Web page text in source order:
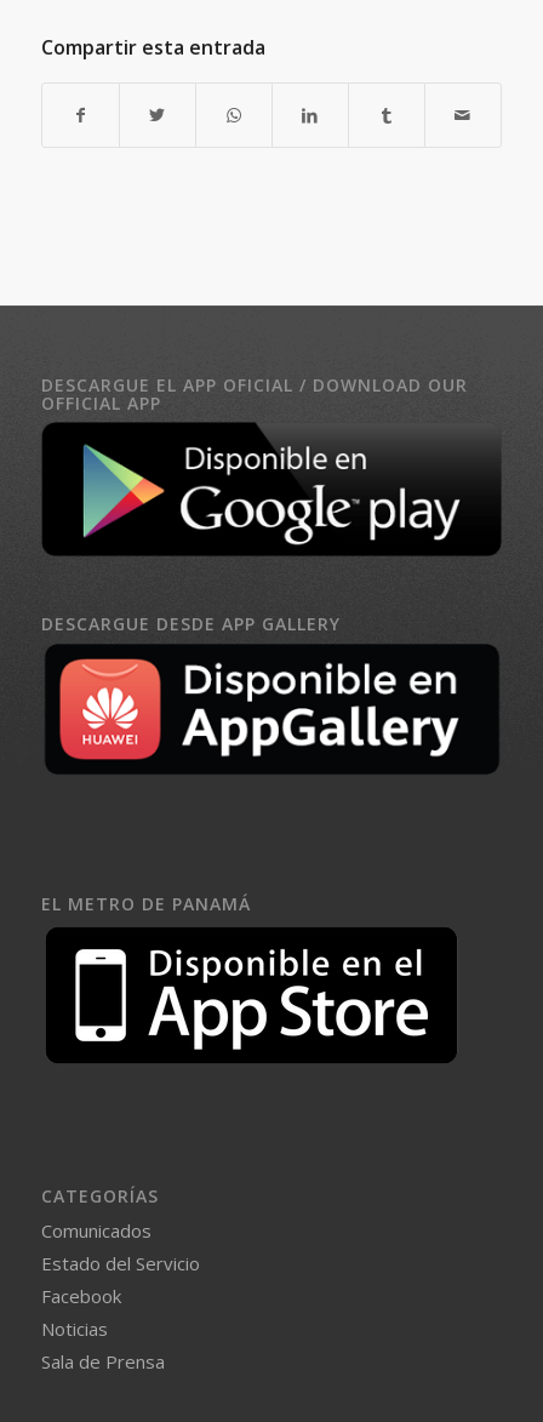
Compartir esta entrada
DESCARGUE EL APP OFICIAL / DOWNLOAD OUR
OFFICIAL APP
DESCARGUE DESDE APP GALLERY
EL METRO DE PANAMÁ
CATEGORÍAS
Comunicados
Estado del Servicio
Facebook
Noticias
Sala de Prensa